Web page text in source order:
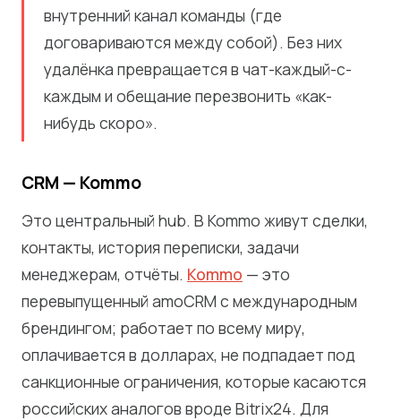
внутренний канал команды (где
договариваются между собой). Без них
удалёнка превращается в чат-каждый-с-
каждым и обещание перезвонить «как-
нибудь скоро».
CRM — Kommo
Это центральный hub. В Kommo живут сделки,
контакты, история переписки, задачи
менеджерам, отчёты. Kommo — это
перевыпущенный amoCRM с международным
брендингом; работает по всему миру,
оплачивается в долларах, не подпадает под
санкционные ограничения, которые касаются
российских аналогов вроде Bitrix24. Для